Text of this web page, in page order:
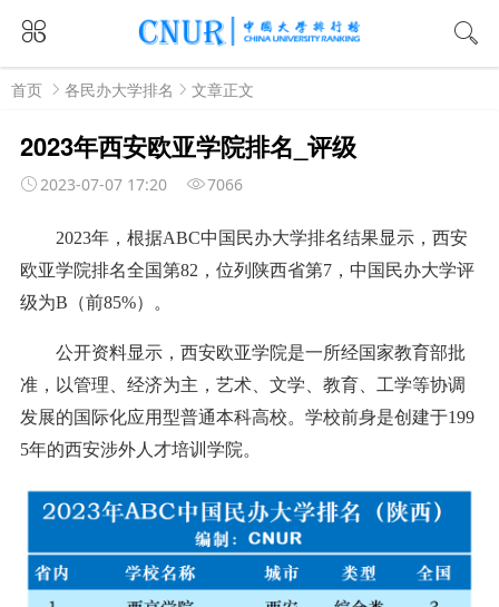
首页 各民办大学排名 文章正文
2023年西安欧亚学院排名_评级
2023-07-07 17:20 7066
2023年，根据ABC中国民办大学排名结果显示，西安
欧亚学院排名全国第82，位列陕西省第7，中国民办大学评
级为B（前85%）。
公开资料显示，西安欧亚学院是一所经国家教育部批
准，以管理、经济为主，艺术、文学、教育、工学等协调
发展的国际化应用型普通本科高校。学校前身是创建于199
5年的西安涉外人才培训学院。